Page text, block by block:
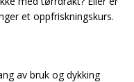
et oppfriskningskurs.
av bruk og dykking